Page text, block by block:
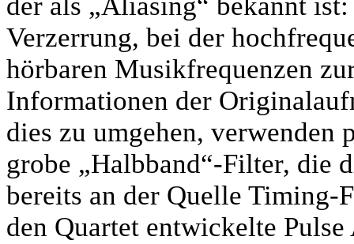
Verzerrung, bei der
hörbaren Musikfrequenzen
Informationen der
dies zu umgehen, verwenden
grobe „Halbband“-Filter, die
bereits an der Quelle Timing-
den Quartet entwickelte